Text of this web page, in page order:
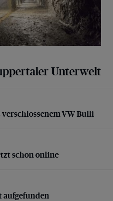
Unterwelt
VW Bulli
VW Bulli
schon online
schon online
aufgefunden